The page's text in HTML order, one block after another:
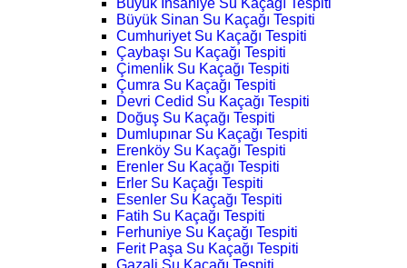
Büyük İhsaniye Su Kaçağı Tespiti
Büyük Sinan Su Kaçağı Tespiti
Cumhuriyet Su Kaçağı Tespiti
Çaybaşı Su Kaçağı Tespiti
Çimenlik Su Kaçağı Tespiti
Çumra Su Kaçağı Tespiti
Devri Cedid Su Kaçağı Tespiti
Doğuş Su Kaçağı Tespiti
Dumlupınar Su Kaçağı Tespiti
Erenköy Su Kaçağı Tespiti
Erenler Su Kaçağı Tespiti
Erler Su Kaçağı Tespiti
Esenler Su Kaçağı Tespiti
Fatih Su Kaçağı Tespiti
Ferhuniye Su Kaçağı Tespiti
Ferit Paşa Su Kaçağı Tespiti